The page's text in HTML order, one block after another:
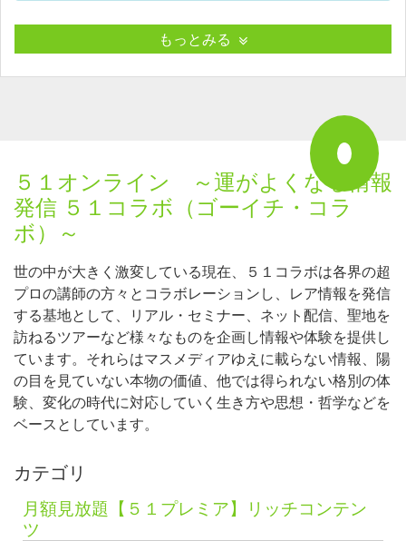
もっとみる
５１オンライン ～運がよくなる情報
発信 ５１コラボ（ゴーイチ・コラ
ボ）～
世の中が大きく激変している現在、５１コラボは各界の超
プロの講師の方々とコラボレーションし、レア情報を発信
する基地として、リアル・セミナー、ネット配信、聖地を
訪ねるツアーなど様々なものを企画し情報や体験を提供し
ています。それらはマスメディアゆえに載らない情報、陽
の目を見ていない本物の価値、他では得られない格別の体
験、変化の時代に対応していく生き方や思想・哲学などを
ベースとしています。
カテゴリ
月額見放題【５１プレミア】リッチコンテン
ツ